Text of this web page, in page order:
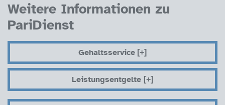
Weitere Informationen zu
PariDienst
Gehaltsservice
Leistungsentgelte